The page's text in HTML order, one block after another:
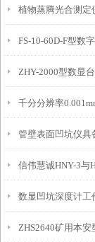
便携式检测工具
植物蒸腾光合测
态的实时监测设备
FS-10-60D-F型数
IP54级表头分辨率
10mm！
ZHY-2000型数显
特点
千分分辨率
埋头度仪技术参数
管壁表面凹坑仪具
免测试过程中测针
信伟慧诚HNY-3与
强度测定仪技术参
数显凹坑深度计工
ZHS2640矿用本